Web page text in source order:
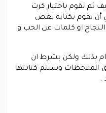
ثم تقوم باختيار كرت
أن تقوم بكتابة بعض
النجاح او كلمات عن الحب و
بذلك ولكن بشرط ان
الملاحظات وسيتم كتابتها
.